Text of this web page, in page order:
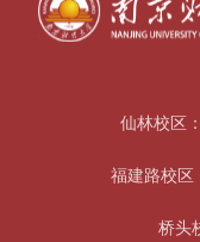
仙林校区
福建路校区
桥头